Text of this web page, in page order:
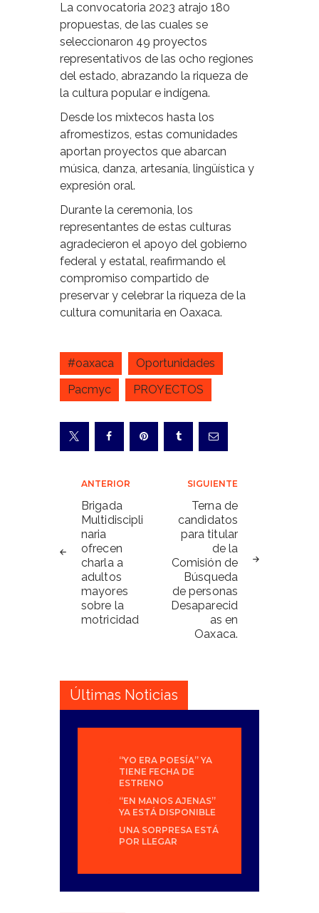
La convocatoria 2023 atrajo 180
propuestas, de las cuales se
seleccionaron 49 proyectos
representativos de las ocho regiones
del estado, abrazando la riqueza de
la cultura popular e indígena.
Desde los mixtecos hasta los
afromestizos, estas comunidades
aportan proyectos que abarcan
música, danza, artesanía, lingüística y
expresión oral.
Durante la ceremonia, los
representantes de estas culturas
agradecieron el apoyo del gobierno
federal y estatal, reafirmando el
compromiso compartido de
preservar y celebrar la riqueza de la
cultura comunitaria en Oaxaca.
#oaxaca
Oportunidades
Pacmyc
PROYECTOS
Navegación
de
entradas
ANTERIOR
Brigada
Multidiscipli
naria
ofrecen
charla a
adultos
mayores
sobre la
motricidad
SIGUIENTE
Terna de
candidatos
para titular
de la
Comisión de
Búsqueda
de personas
Desaparecid
as en
Oaxaca.
Últimas Noticias
“YO ERA POESÍA” YA
TIENE FECHA DE
ESTRENO
“EN MANOS AJENAS”
YA ESTÁ DISPONIBLE
UNA SORPRESA ESTÁ
POR LLEGAR